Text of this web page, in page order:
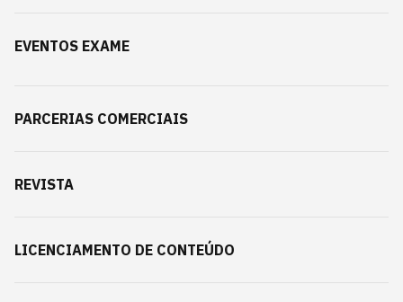
EVENTOS EXAME
PARCERIAS COMERCIAIS
REVISTA
LICENCIAMENTO DE CONTEÚDO